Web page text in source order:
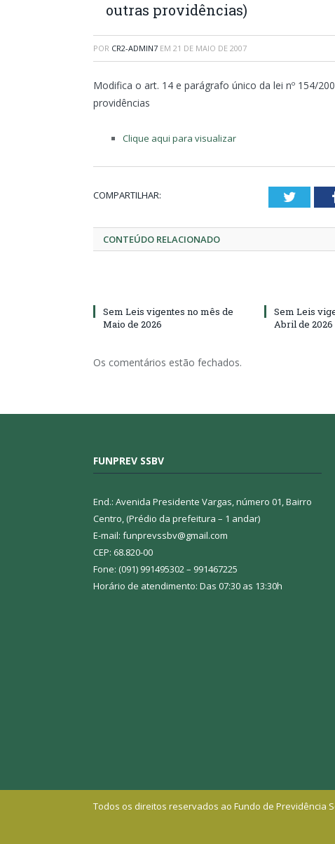
outras providências)
POR CR2-ADMIN7 EM 21 DE MAIO DE 2007
Modifica o art. 14 e parágrafo único da lei nº 154/
providências
Clique aqui para visualizar
COMPARTILHAR:
CONTEÚDO RELACIONADO
Sem Leis vigentes no mês de
Maio de 2026
Sem Leis
Abril de 2026
Os comentários estão fechados.
FUNPREV SSBV
End.: Avenida Presidente Vargas, número 01, Bairro
Centro, (Prédio da prefeitura – 1 andar)
E-mail: funprevssbv@gmail.com
CEP: 68.820-00
Fone: (091) 991495302 – 991467225
Horário de atendimento: Das 07:30 as 13:30h
Todos os direitos reservados ao Fundo de Previdência